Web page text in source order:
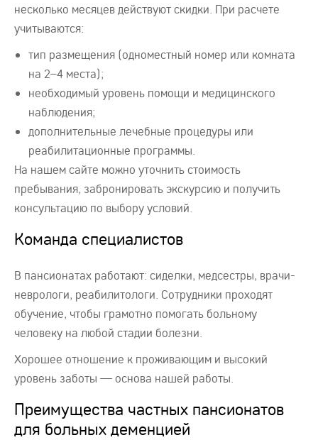
несколько месяцев действуют скидки. При расчете
учитываются:
тип размещения (одноместный номер или комната
на 2–4 места);
необходимый уровень помощи и медицинского
наблюдения;
дополнительные лечебные процедуры или
реабилитационные программы.
На нашем сайте можно уточнить стоимость
пребывания, забронировать экскурсию и получить
консультацию по выбору условий.
Команда специалистов
В пансионатах работают: сиделки, медсестры, врачи-
неврологи, реабилитологи. Сотрудники проходят
обучение, чтобы грамотно помогать больному
человеку на любой стадии болезни.
Хорошее отношение к проживающим и высокий
уровень заботы — основа нашей работы.
Преимущества частных пансионатов
для больных деменцией